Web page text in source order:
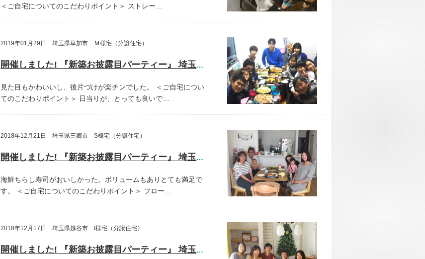
＜ご自宅についてのこだわりポイント＞ ストレー…
2019年01月29日 埼玉県草加市 Ｍ様宅（分譲住宅）
開催しました! 『新築お披露目パーティー』 埼玉県草加市 M様宅
見た目もかわいいし、後片づけが楽チンでした。
＜ご自宅につい
てのこだわりポイント＞ 日当りが、とっても良いで…
2018年12月21日 埼玉県三郷市 S様宅（分譲住宅）
開催しました! 『新築お披露目パーティー』 埼玉県三郷市 S様宅
海鮮ちらし寿司がおいしかった。ボリュームもありとても満足で
す。
＜ご自宅についてのこだわりポイント＞ フロー…
2018年12月17日 埼玉県越谷市 I様宅（分譲住宅）
開催しました! 『新築お披露目パーティー』 埼玉県越谷市 I様宅